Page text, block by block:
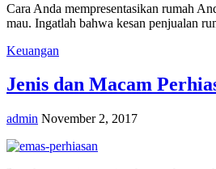
Cara Anda mempresentasikan rumah
mau. Ingatlah bahwa kesan penjualan
Keuangan
Jenis dan Macam
admin November 2, 2017